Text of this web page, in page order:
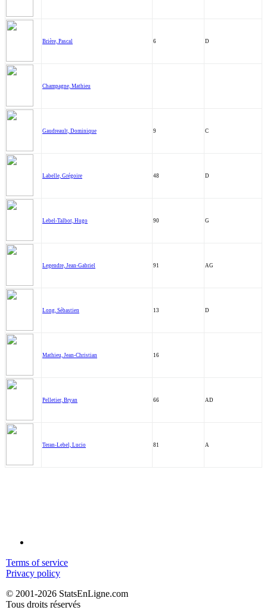
Brière, Pascal 6 D
Champagne, Mathieu
Gaudreault, Dominique 9 C
Labelle, Grégoire 48 D
Lebel-Talbot, Hugo 90 G
Legendre, Jean-Gabriel 91 AG
Long, Sébastien 13 D
Mathieu, Jean-Christian 16
Pelletier, Bryan 66 AD
Teran-Lebel, Lucio 81 A
Terms of service
Privacy policy
© 2001-2026 StatsEnLigne.com
Tous droits réservés